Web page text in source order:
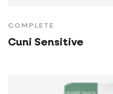
COMPLETE
Cuni Sensitive